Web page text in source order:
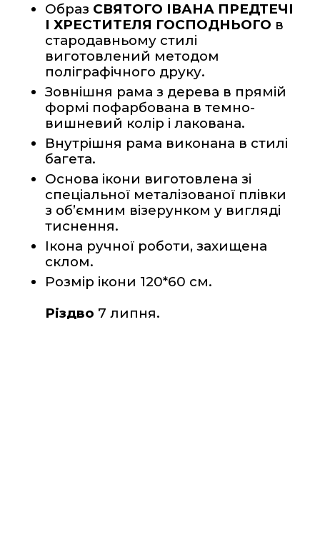
Образ СВЯТОГО ІВАНА ПРЕДТЕЧІ
І ХРЕСТИТЕЛЯ ГОСПОДНЬОГО в
стародавньому стилі
виготовлений методом
поліграфічного друку.
Зовнішня рама з дерева в прямій
формі пофарбована в темно-
вишневий колір і лакована.
Внутрішня рама виконана в стилі
багета.
Основа ікони виготовлена зі
спеціальної металізованої плівки
з об’ємним візерунком у вигляді
тиснення.
Ікона ручної роботи, захищена
склом.
Розмір ікони 120*60 см.
Різдво 7 липня.